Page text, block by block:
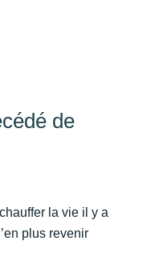
de
la vie il y a
plus revenir